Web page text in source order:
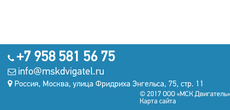
+7 958 581 56 75
info@mskdvigatel.ru
Россия, Москва, улица Фридриха Энгельса, 75, стр. 11
© 2017 ООО «МСК Двигатель»
Карта сайта